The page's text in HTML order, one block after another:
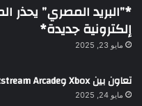
*”البريد المصري” يحذر
إلكترونية جديدة*
مايو 23, 2025
تعاون بين Xbox وAntstream Arcade
مايو 24, 2025